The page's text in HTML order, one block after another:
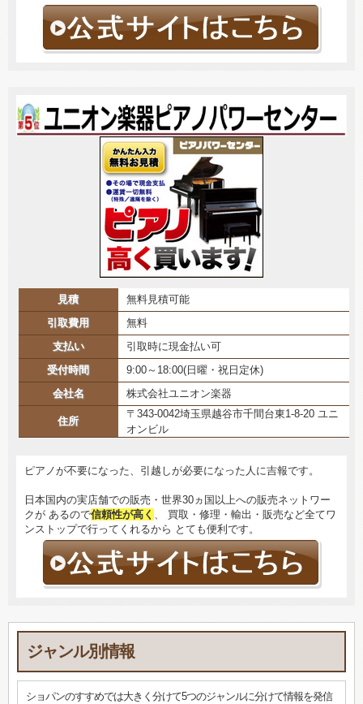
見積
無料見積可能
引取費用
無料
支払い
引取時に現金払い可
受付時間
9:00～18:00(日曜・祝日定休)
会社名
株式会社ユニオン楽器
住所
〒343-0042埼玉県越谷市千間台東1-8-20 ユニ
オンビル
ピアノが不要になった、引越しが必要になった人に吉報です。
日本国内の実店舗での販売・世界30ヵ国以上への販売ネットワー
クが あるので信頼性が高く 、 買取・修理・輸出・販売など全てワ
ンストップで行ってくれるから とても便利です。
ジャンル別情報
ショパンのすすめでは大きく分けて5つのジャンルに分けて情報を発信